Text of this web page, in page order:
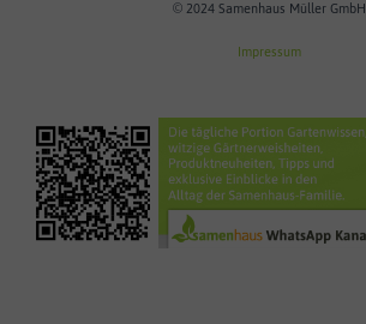
© 2024 Samenhaus Müller GmbH
Impressum